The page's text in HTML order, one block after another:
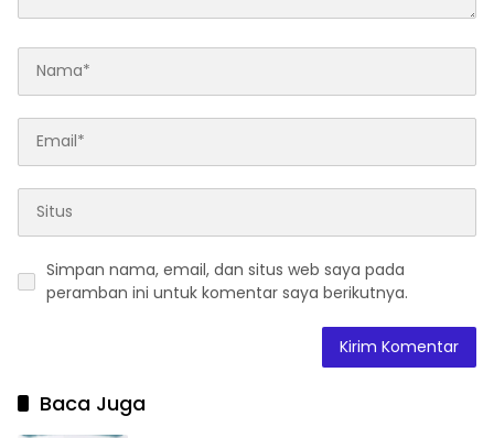
Simpan nama, email, dan situs web saya pada
peramban ini untuk komentar saya berikutnya.
Baca Juga